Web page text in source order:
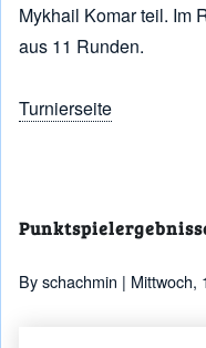
Mykhail Komar teil. Im
aus 11 Runden.
Turnierseite
Byschachmin | Mittwoch,